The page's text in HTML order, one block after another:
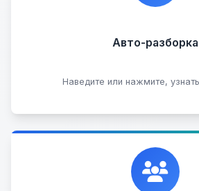
Авто-разборка
Наведите или нажмите,
Сдать на
Сотрудничаем с лучшими
вас есть интересные идеи, мы
сотрудничеству.